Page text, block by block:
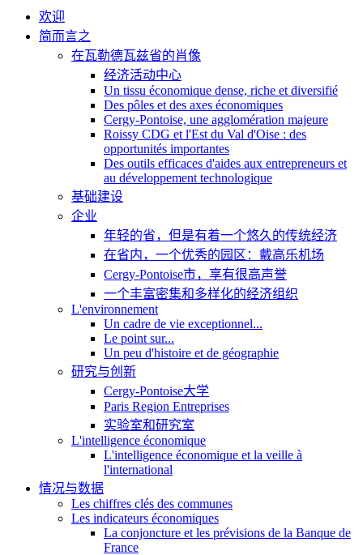
欢迎
简而言之
在瓦勒德瓦兹省的肖像
经济活动中心
Un tissu économique dense, riche et diversifié
Des pôles et des axes économiques
Cergy-Pontoise, une agglomération majeure
Roissy CDG et l'Est du Val d'Oise : des
opportunités importantes
Des outils efficaces d'aides aux entrepreneurs et
au développement technologique
基础建设
企业
年轻的省，但是有着一个悠久的传统经济
在省内，一个优秀的园区：戴高乐机场
Cergy-Pontoise市，享有很高声誉
一个丰富密集和多样化的经济组织
L'environnement
Un cadre de vie exceptionnel...
Le point sur...
Un peu d'histoire et de géographie
研究与创新
Cergy-Pontoise大学
Paris Region Entreprises
实验室和研究室
L'intelligence économique
L'intelligence économique et la veille à
l'international
情况与数据
Les chiffres clés des communes
Les indicateurs économiques
La conjoncture et les prévisions de la Banque de
France